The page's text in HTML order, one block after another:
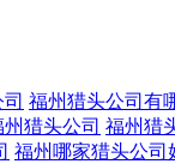
福州猎头公司有
州猎头公司 福州猎
福州哪家猎头公司